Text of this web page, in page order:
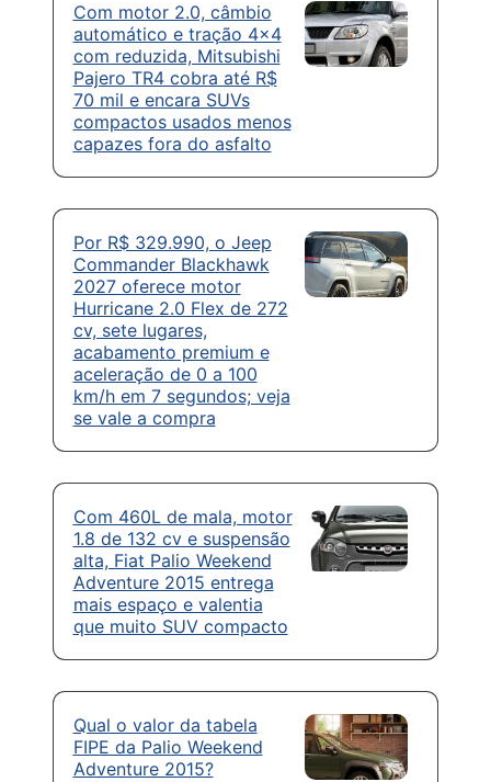
Com motor 2.0, câmbio
automático e tração 4×4
com reduzida, Mitsubishi
Pajero TR4 cobra até R$
70 mil e encara SUVs
compactos usados menos
capazes fora do asfalto
Por R$ 329.990, o Jeep
Commander Blackhawk
2027 oferece motor
Hurricane 2.0 Flex de 272
cv, sete lugares,
acabamento premium e
aceleração de 0 a 100
km/h em 7 segundos; veja
se vale a compra
Com 460L de mala, motor
1.8 de 132 cv e suspensão
alta, Fiat Palio Weekend
Adventure 2015 entrega
mais espaço e valentia
que muito SUV compacto
Qual o valor da tabela
FIPE da Palio Weekend
Adventure 2015?